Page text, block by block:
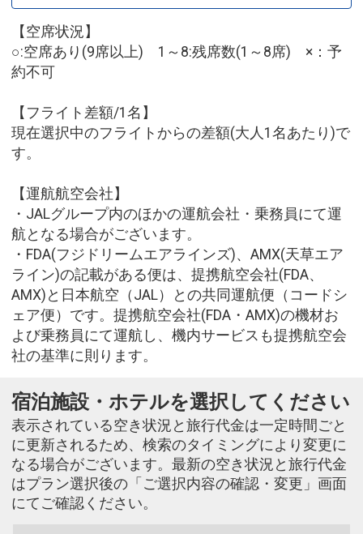
【空席状況】
○:空席あり(9席以上) 1～8:残席数(1～8席) ×：予
約不可
【フライト差額/1名】
現在選択中のフライトからの差額(大人1名あたり)で
す。
【運航航空会社】
・JALグループ内のほかの運航会社・乗務員にて運
航となる場合がございます。
・FDA(フジドリームエアラインズ)、AMX(天草エア
ライン)の記載がある便は、提携航空会社(FDA、
AMX)と日本航空（JAL）との共同運航便（コードシ
ェア便）です。提携航空会社(FDA・AMX)の機材お
よび乗務員にて運航し、機内サービスも提携航空会
社の基準に則ります。
宿泊施設・ホテルを選択してください
表示されている空き状況と旅行代金は一定時間ごと
に更新されるため、検索のタイミングにより変更に
なる場合がございます。最新の空き状況と旅行代金
はプラン選択後の「ご選択内容の確認・変更」画面
にてご確認ください。